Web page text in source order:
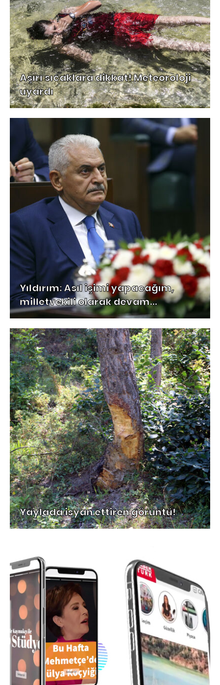
Aşırı sıcaklara dikkat! Meteoroloji
uyardı
Yıldırım: Asıl işimi yapacağım,
milletvekili olarak devam...
Yaylada isyan ettiren görüntü!